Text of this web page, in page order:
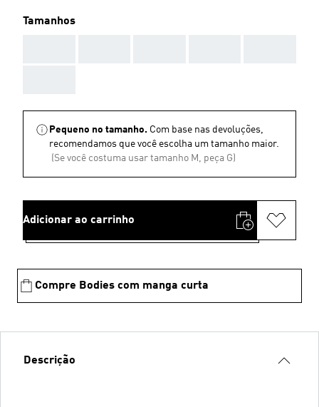
Tamanhos
Pequeno no tamanho. Com base nas devoluções,
recomendamos que você escolha um tamanho maior.
(Se você costuma usar tamanho M, peça G)
Adicionar ao carrinho
Compre Bodies com manga curta
Descrição